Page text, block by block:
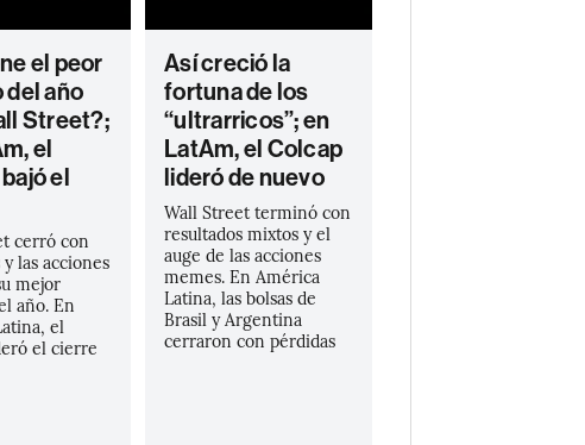
el peor
del año
Street?;
el
el
cerró con
las acciones
mejor
año. En
el
el cierre
Así creció la
fortuna de los
“ultrarricos”; en
LatAm, el Colcap
lideró de nuevo
Wall Street terminó con
resultados mixtos y el
auge de las acciones
memes. En América
Latina, las bolsas de
Brasil y Argentina
cerraron con pérdidas